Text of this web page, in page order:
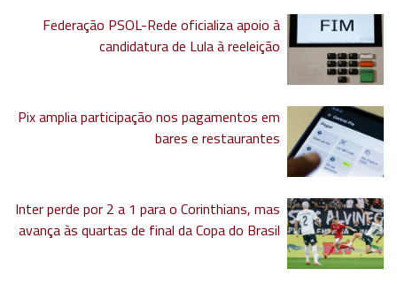
Federação PSOL-Rede oficializa apoio à
candidatura de Lula à reeleição
Pix amplia participação nos pagamentos em
bares e restaurantes
Inter perde por 2 a 1 para o Corinthians, mas
avança às quartas de final da Copa do Brasil